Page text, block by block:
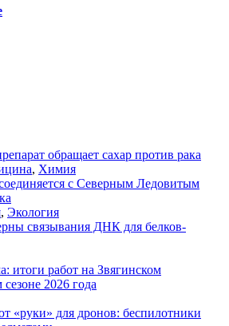
обращает сахар против рака
, Химия
с Северным Ледовитым
, Экология
связывания ДНК для белков-
итоги работ на Звягинском
2026 года
для дронов: беспилотники